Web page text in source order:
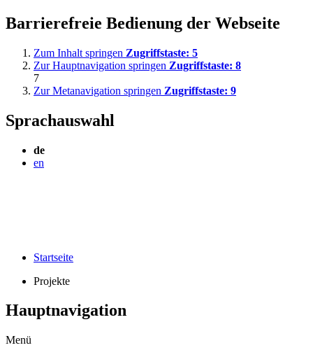
Barrierefreie Bedienung der Webseite
Zum Inhalt springen Zugriffstaste: 5
Zur Hauptnavigation springen Zugriffstaste: 8
7
Zur Metanavigation springen Zugriffstaste: 9
Sprachauswahl
de
en
Startseite
Projekte
Hauptnavigation
Menü